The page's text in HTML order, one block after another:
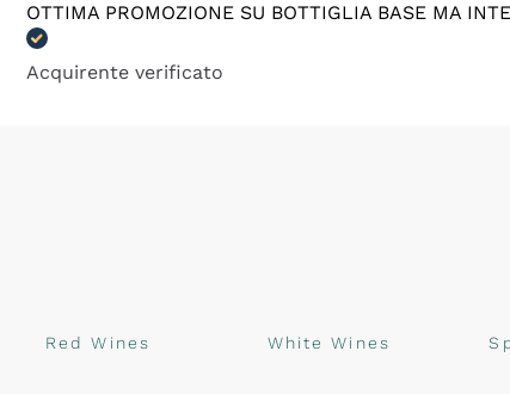
OTTIMA PROMOZIONE SU BOTTIGLIA BASE MA
Acquirente verificato
Red Wines White Wines